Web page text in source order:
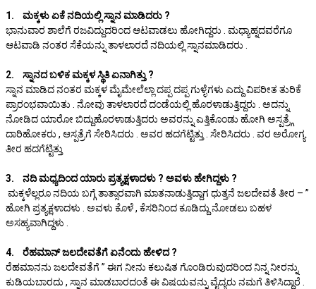
1. ಮಕ್ಕಳು ಏಕೆ ನದಿಯಲ್ಲಿ ಸ್ನಾನ ಮಾಡಿದರು ?
ಭಾನುವಾರ ಶಾಲೆಗೆ ರಜವಿದ್ದುದರಿಂದ ಆಟವಾಡಲು ಹೋಗಿದ್ದರು . ಮಧ್ಯಾಹ್ನದವರೆಗೂ
ಆಟವಾಡಿ ನಂತರ ಸೆಕೆಯನ್ನು ತಾಳಲಾರದೆ ನದಿಯಲ್ಲಿ ಸ್ನಾನಮಾಡಿದರು .
2. ಸ್ನಾನದ ಬಳಿಕ ಮಕ್ಕಳ ಸ್ಥಿತಿ ಏನಾಗಿತ್ತು ?
ಸ್ನಾನ ಮಾಡಿದ ನಂತರ ಮಕ್ಕಳ ಮೈಮೇಲೆಲ್ಲಾ ದಪ್ಪ ದಪ್ಪ ಗುಳ್ಳೆಗಳು ಎದ್ದು ವಿಪರೀತ ತುರಿಕೆ
ಪ್ರಾರಂಭವಾಯಿತು . ನೋವು ತಾಳಲಾರದೆ ದಂಡೆಯಲ್ಲಿ ಹೊರಳಾಡುತ್ತಿದ್ದರು . ಅದನ್ನು
ನೋಡಿದ ಯಾರೋ ಬಿದ್ದುಹೊರಳಾಡುತ್ತಿದರು ಅವರನ್ನು ಎತ್ತಿಕೊಂಡು ಹೋಗಿ ಅಸ್ಪತ್ರ್ಗೆ
ದಾರಿಹೋಕರು , ಆಸ್ಪತ್ರೆಗೆ ಸೇರಿಸಿದರು . ಅವರ ಹದಗೆಟ್ಟಿತ್ತು . ಸೇರಿಸಿದರು . ವರ ಅರೋಗ್ಯ
ತೀರ ಹದಗೆಟ್ಟಿತ್ತು
3. ನದಿ ಮಧ್ಯದಿಂದ ಯಾರು ಪ್ರತ್ಯಕ್ಷಳಾದಳು ? ಅವಳು ಹೇಗಿದ್ದಳು ?
ಮಕ್ಕಳೆಲ್ಲರೂ ನದಿಯ ಬಗ್ಗೆ ತಾತ್ಸಾರವಾಗಿ ಮಾತನಾಡುತ್ತಿದ್ದಾಗ ಧುತ್ತನೆ ಜಲದೇವತೆ ತೀರ – ”
ಹೋಗಿ ಪ್ರತ್ಯಕ್ಷಳಾದಳು . ಅವಳು ಕೊಳೆ , ಕೆಸರಿನಿಂದ ಕೂಡಿದ್ದು ನೋಡಲು ಬಹಳ
ಅಸಹ್ಯವಾಗಿದ್ದಳು .
4. ರೆಹಮಾನ್ ಜಲದೇವತೆಗೆ ಏನೆಂದು ಹೇಳಿದ ?
ರೆಹಮಾನನು ಜಲದೇವತೆಗೆ ” ಈಗ ನೀನು ಕಲುಷಿತ ಗೊಂಡಿರುವುದರಿಂದ ನಿನ್ನ ನೀರನ್ನು
ಕುಡಿಯಬಾರದು , ಸ್ನಾನ ಮಾಡಬಾರದಂತೆ ಈ ವಿಷಯವನ್ನು ವೈದ್ಯರು ನಮಗೆ ತಿಳಿಸಿದ್ದಾರೆ .